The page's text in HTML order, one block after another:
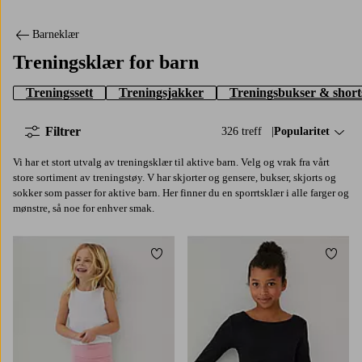
Barneklær
Treningsklær for barn
Treningssett Treningsjakker Treningsbukser &
326 treff Sorter på:
Popularitet
Filtrer
Vi har et stort utvalg av treningsklær til aktive barn. Velg og vrak fra vårt
store sortiment av treningstøy. V har skjorter og gensere, bukser, skjorts og
sokker som passer for aktive barn. Her finner du en sporrtsklær i alle farger og
mønstre, så noe for enhver smak.
Legg til favoritter
110/116122/128134/140 134/140 146/152158/164